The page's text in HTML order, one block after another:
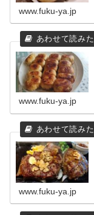
www.fuku-ya.jp
www.fuku-ya.jp
www.fuku-ya.jp